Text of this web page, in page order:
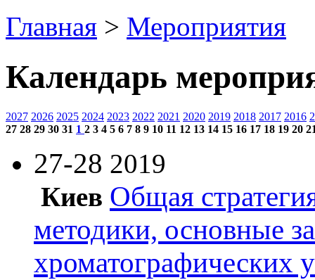
Главная > Мероприятия
Календарь
2027 2026 2025 2024 2023 2022 2021 2020 2019 2018 2017 2016
27 28 29 30 31 1 2 3 4 5 6 7 8 9 10 11 12 13 14 15 16 17 18 19 20
27-28 2019
Киев Общая
методики, основные